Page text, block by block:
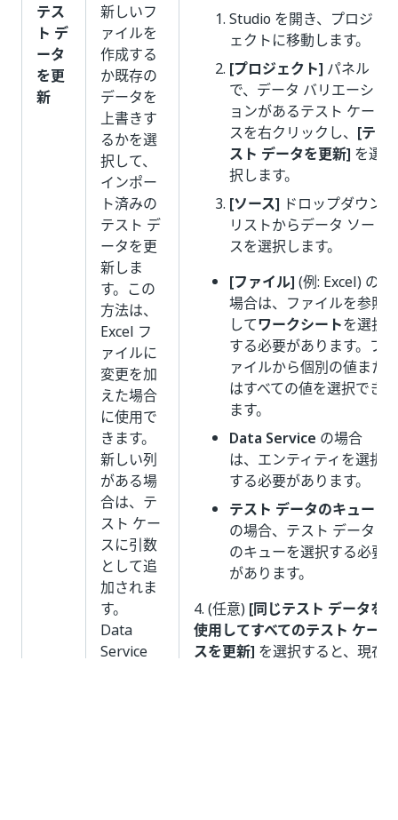
テス
ト デ
ータ
を更
新
新しいフ
ァイルを
作成する
か既存の
データを
上書きす
るかを選
択して、
インポー
ト済みの
テスト デ
ータを更
新しま
す。この
方法は、
Excel フ
ァイルに
変更を加
えた場合
に使用で
きます。
新しい列
がある場
合は、テ
スト ケー
スに引数
として追
加されま
す。
Data
Service
Studio を開き、プロジ
ェクトに移動します。
[プロジェクト] パネル
で、データ バリエーシ
ョンがあるテスト ケー
スを右クリックし、 [テ
スト データを更新] を選
択します。
[ソース] ドロップダウン
リストからデータ ソー
スを選択します。
[ファイル] (例: Excel) の
場合は、ファイルを参照
してワークシートを選択
する必要があります。フ
ァイルから個別の値また
はすべての値を選択でき
ます。
Data Service の場合
は、エンティティを選択
する必要があります。
テスト データのキュー
の場合、テスト データ
のキューを選択する必要
があります。
4. (任意) [同じテスト データを
使用してすべてのテスト ケー
スを更新] を選択すると、現在